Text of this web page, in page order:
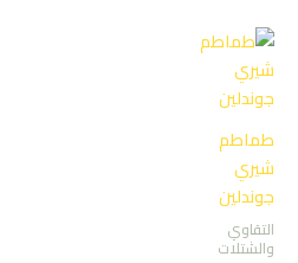
طماطم
شيري
جوندلين
التقاوي
والشتلات